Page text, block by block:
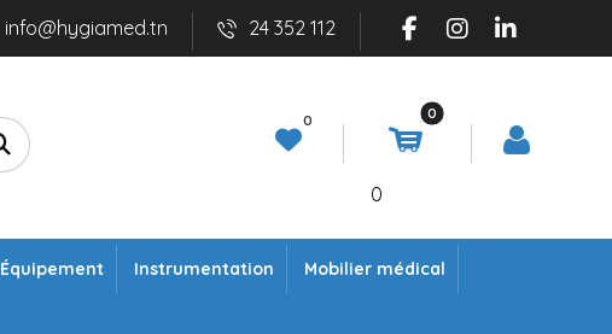
24 352 112
info@hygiamed.tn
0
Équipement Instrumentation Mobilier médical